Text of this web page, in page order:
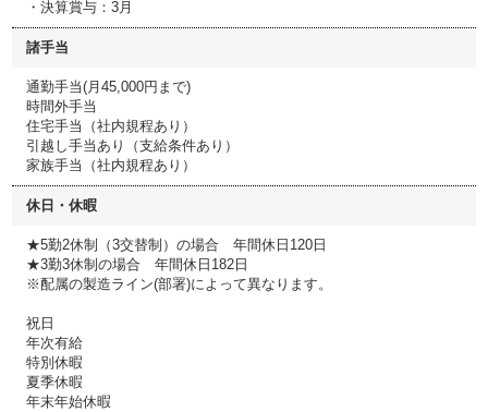
・決算賞与：3月
諸手当
通勤手当(月45,000円まで)
時間外手当
住宅手当（社内規程あり）
引越し手当あり（支給条件あり）
家族手当（社内規程あり）
休日・休暇
★5勤2休制（3交替制）の場合 年間休日120日
★3勤3休制の場合 年間休日182日
※配属の製造ライン(部署)によって異なります。
祝日
年次有給
特別休暇
夏季休暇
年末年始休暇